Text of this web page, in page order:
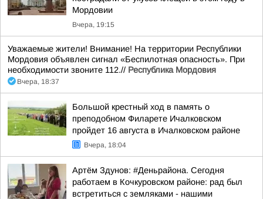
Мордовии
Вчера, 19:15
Уважаемые жители! Внимание! На территории Республики
Мордовия объявлен сигнал «Беспилотная опасность». При
необходимости звоните 112.// Республика Мордовия
Вчера, 18:37
Большой крестный ход в память о
преподобном Филарете Ичалковском
пройдет 16 августа в Ичалковском районе
Вчера, 18:04
Артём Здунов: #Деньрайона. Сегодня
работаем в Кочкуровском районе: рад был
встретиться с земляками - нашими